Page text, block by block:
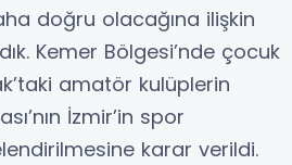
doğru olacağına ilişkin
Kemer Bölgesi’nde çocuk
amatör kulüplerin
İzmir’in spor
karar verildi.